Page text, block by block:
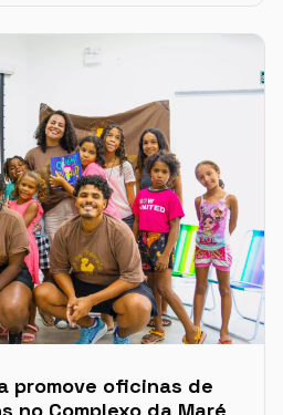
promove oficinas de
no Complexo da Maré